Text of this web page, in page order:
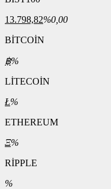
13.798,82%0,00
BİTCOİN
฿%
LİTECOİN
Ł%
ETHEREUM
Ξ%
RİPPLE
%